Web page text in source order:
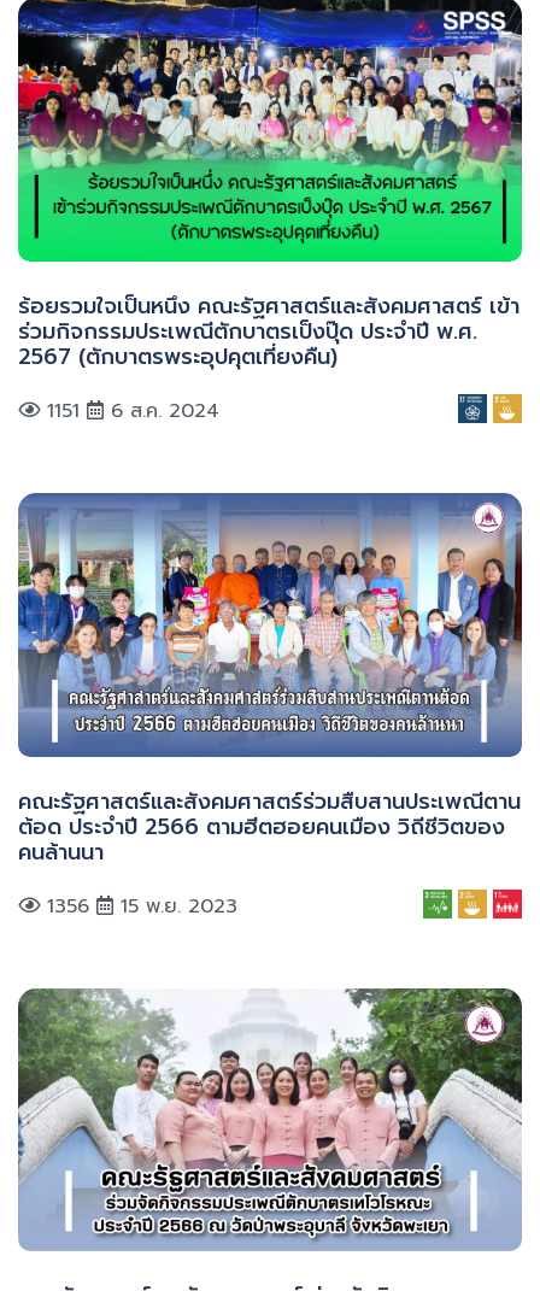
ร้อยรวมใจเป็นหนึ่ง คณะรัฐศาสตร์และสังคมศาสตร์ เข้า
ร่วมกิจกรรมประเพณีตักบาตรเป็งปุ๊ด ประจำปี พ.ศ.
2567 (ตักบาตรพระอุปคุตเที่ยงคืน)
1151 6 ส.ค. 2024
คณะรัฐศาสตร์และสังคมศาสตร์ร่วมสืบสานประเพณีตาน
ต้อด ประจำปี 2566 ตามฮีตฮอยคนเมือง วิถีชีวิตของ
คนล้านนา
1356 15 พ.ย. 2023